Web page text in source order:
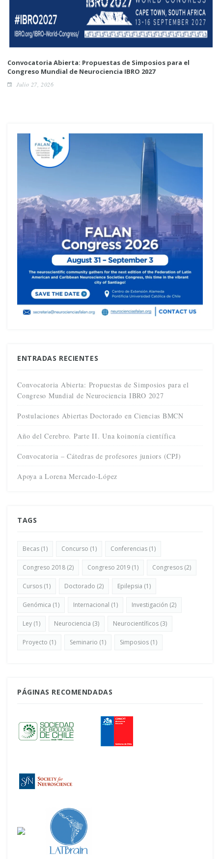
Convocatoria Abierta: Propuestas de Simposios para el
Congreso Mundial de Neurociencia IBRO 2027
Julio 27, 2026
ENTRADAS RECIENTES
Convocatoria Abierta: Propuestas de Simposios para el
Congreso Mundial de Neurociencia IBRO 2027
Postulaciones Abiertas Doctorado en Ciencias BMCN
Año del Cerebro. Parte II. Una koinonía científica
Convocatoria – Cátedras de profesores juniors (CPJ)
Apoya a Lorena Mercado-López
TAGS
Becas (1) Concurso (1) Conferencias (1)
Congreso 2018 (2) Congreso 2019 (1) Congresos (2)
Cursos (1) Doctorado (2) Epilepsia (1)
Genómica (1) Internacional (1) Investigación (2)
Ley (1) Neurociencia (3) Neurocientíficos (3)
Proyecto (1) Seminario (1) Simposios (1)
PÁGINAS RECOMENDADAS